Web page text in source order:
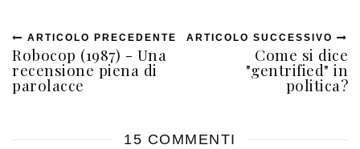
ARTICOLO PRECEDENTE
Robocop (1987) - Una
recensione piena di
parolacce
ARTICOLO SUCCESSIVO
Come si dice
"gentrified" in
politica?
15 COMMENTI